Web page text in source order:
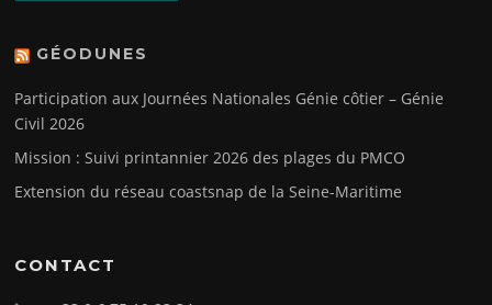
GÉODUNES
Participation aux Journées Nationales Génie côtier – Génie
Civil 2026
Mission : Suivi printannier 2026 des plages du PMCO
Extension du réseau coastsnap de la Seine-Maritime
CONTACT